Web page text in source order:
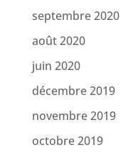
septembre 2020
août 2020
juin 2020
décembre 2019
novembre 2019
octobre 2019